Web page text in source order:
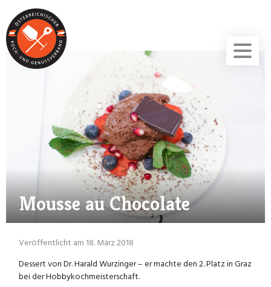
Mousse au Chocolate
Veröffentlicht am 18. März 2018
Dessert von Dr. Harald Wurzinger – er machte den 2. Platz in Graz
bei der Hobbykochmeisterschaft.